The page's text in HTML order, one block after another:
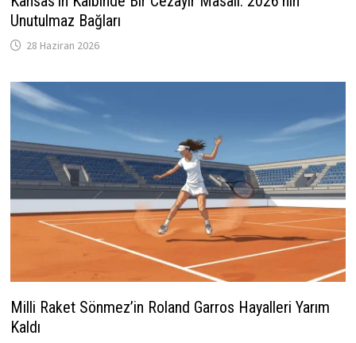
Unutulmaz Bağları
28 Haziran 2026
Milli Raket Sönmez’in Roland Garros Hayalleri Yarım
Kaldı